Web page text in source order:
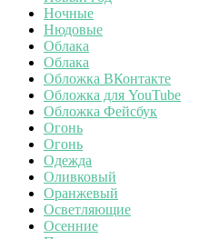
Ночные
Нюдовые
Облака
Облака
Обложка ВКонтакте
Обложка для YouTube
Обложка Фейсбук
Огонь
Огонь
Одежда
Оливковый
Оранжевый
Осветляющие
Осенние